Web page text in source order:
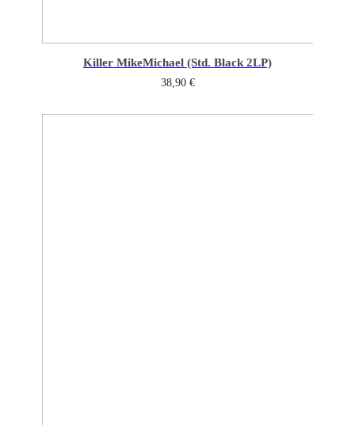
Killer MikeMichael (Std. Black 2LP)
38,90 €